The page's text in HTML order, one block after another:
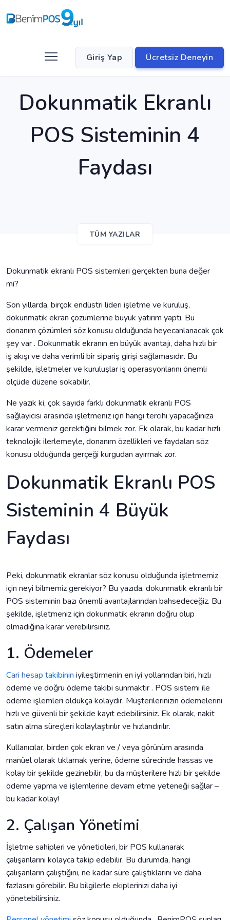
Giriş Yap Ücretsiz Deneyin
Dokunmatik Ekranlı
POS Sisteminin 4
Faydası
TÜM YAZILAR
Dokunmatik ekranlı POS sistemleri gerçekten buna değer
mi?
Son yıllarda, birçok endüstri lideri işletme ve kuruluş,
dokunmatik ekran çözümlerine büyük yatırım yaptı. Bu
donanım çözümleri söz konusu olduğunda heyecanlanacak çok
şey var . Dokunmatik ekranın en büyük avantajı, daha hızlı bir
iş akışı ve daha verimli bir sipariş girişi sağlamasıdır. Bu
şekilde, işletmeler ve kuruluşlar iş operasyonlarını önemli
ölçüde düzene sokabilir.
Ne yazık ki, çok sayıda farklı dokunmatik ekranlı POS
sağlayıcısı arasında işletmeniz için hangi tercihi yapacağınıza
karar vermeniz gerektiğini bilmek zor. Ek olarak, bu kadar hızlı
teknolojik ilerlemeyle, donanım özellikleri ve faydaları söz
konusu olduğunda gerçeği kurgudan ayırmak zor.
Dokunmatik Ekranlı POS
Sisteminin 4 Büyük
Faydası
Peki, dokunmatik ekranlar söz konusu olduğunda işletmemiz
için neyi bilmemiz gerekiyor? Bu yazıda, dokunmatik ekranlı bir
POS sisteminin bazı önemli avantajlarından bahsedeceğiz. Bu
şekilde, işletmeniz için dokunmatik ekranın doğru olup
olmadığına karar verebilirsiniz.
1. Ödemeler
Cari hesap takibinin iyileştirmenin en iyi yollarından biri, hızlı
ödeme ve doğru ödeme takibi sunmaktır . POS sistemi ile
ödeme işlemleri oldukça kolaydır. Müşterilerinizin ödemelerini
hızlı ve güvenli bir şekilde kayıt edebilirsiniz. Ek olarak, nakit
satın alma süreçleri kolaylaştırılır ve hızlandırılır.
Kullanıcılar, birden çok ekran ve / veya görünüm arasında
manüel olarak tıklamak yerine, ödeme sürecinde hassas ve
kolay bir şekilde gezinebilir, bu da müşterilere hızlı bir şekilde
ödeme yapma ve işlemlerine devam etme yeteneği sağlar –
bu kadar kolay!
2. Çalışan Yönetimi
İşletme sahipleri ve yöneticileri, bir POS kullanarak
çalışanlarını kolayca takip edebilir. Bu durumda, hangi
çalışanların çalıştığını, ne kadar süre çalıştıklarını ve daha
fazlasını görebilir. Bu bilgilerle ekiplerinizi daha iyi
yönetebilirsiniz.